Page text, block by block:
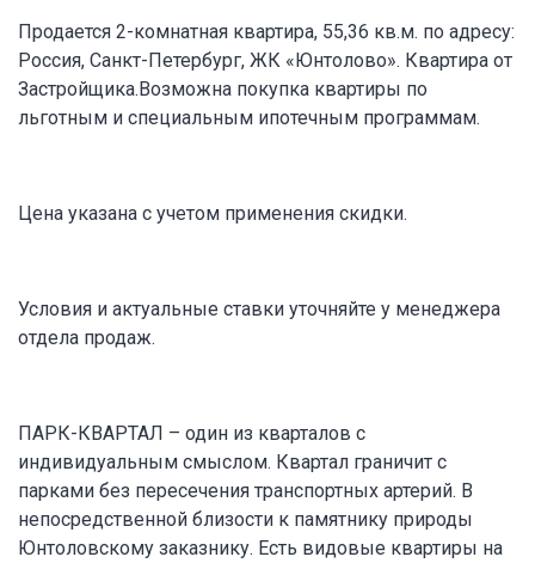
Продается 2-комнатная квартира, 55,36 кв.м. по адресу:
Россия, Санкт-Петербург, ЖК «Юнтолово». Квартира от
Застройщика.Возможна покупка квартиры по
льготным и специальным ипотечным программам.
Цена указана с учетом применения скидки.
Условия и актуальные ставки уточняйте у менеджера
отдела продаж.
ПАРК-КВАРТАЛ – один из кварталов с
индивидуальным смыслом. Квартал граничит с
парками без пересечения транспортных артерий. В
непосредственной близости к памятнику природы
Юнтоловскому заказнику. Есть видовые квартиры на